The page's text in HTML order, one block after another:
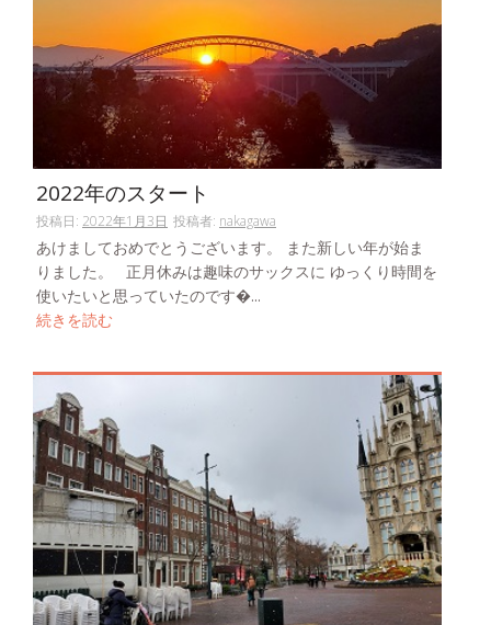
2022年のスタート
投稿日: 2022年1月3日 投稿者: nakagawa
あけましておめでとうございます。 また新しい年が始ま
りました。 正月休みは趣味のサックスに ゆっくり時間を
使いたいと思っていたのです�...
続きを読む